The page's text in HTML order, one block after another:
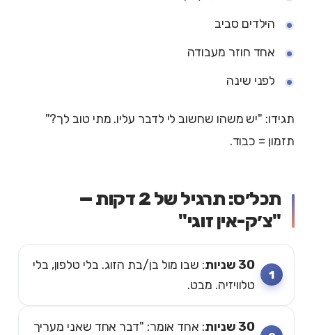
הילדים סביב
אחד חוזר מעבודה
לפני שינה
תגידו: "יש משהו שחשוב לי לדבר עליו. מתי טוב לך?"
תזמון = כבוד.
תכל׳ס: תרגיל של 2 דקות —
"צ׳ק-אין זוגי"
30 שניות
: שבו מול בן/בת הזוג. בלי טלפון, בלי
טלוויזיה. מבט.
30 שניות
: אחד אומר: "דבר אחד שאני מעריך